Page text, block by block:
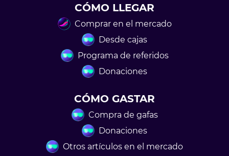
CÓMO LLEGAR
Comprar en el mercado
Desde cajas
Programa de referidos
Donaciones
CÓMO GASTAR
Compra de gafas
Donaciones
Otros artículos en el mercado